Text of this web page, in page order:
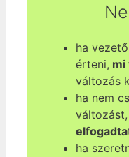
ha
érteni, mi
változás
ha nem
változást,
ha